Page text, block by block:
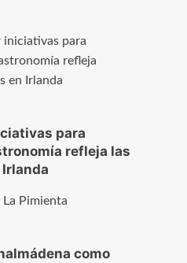
para
refleja las
como